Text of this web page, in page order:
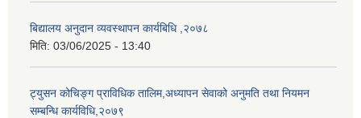
बिद्यालय अनुदान व्यवस्थापन कार्यबिधि ,२०७८
मिति: 03/06/2025 - 13:40
ट्युसन कोचिङ्ग प्राविधिक तालिम,अध्यापन सेवाको अनुमति तथा नियमन
सम्बन्धि कार्यविधि,२०७९